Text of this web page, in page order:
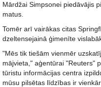
Mārdžai Simpsonei piedāvājis
matus.
Tomēr arī vairākas citas
dzeltensejainā ģimenīte
"Mēs tik tiešām vienmēr
mājvieta," aģentūrai "Reuters"
tūristu informācijas centra
mūsu pilsētas līdzības ir